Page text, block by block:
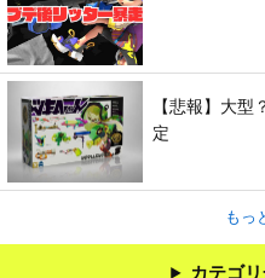
【悲報】大
定
もっ
カテゴ